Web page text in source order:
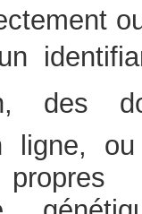
des
ligne,